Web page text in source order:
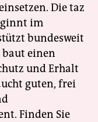
Die taz
im
bundesweit
einen
und Erhalt
guten, frei
Finden Sie